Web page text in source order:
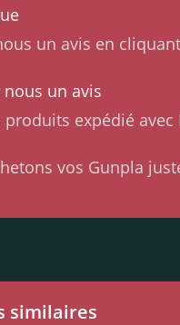
un avis en
nous un avis
produits expédié
vos Gunpla
similaires